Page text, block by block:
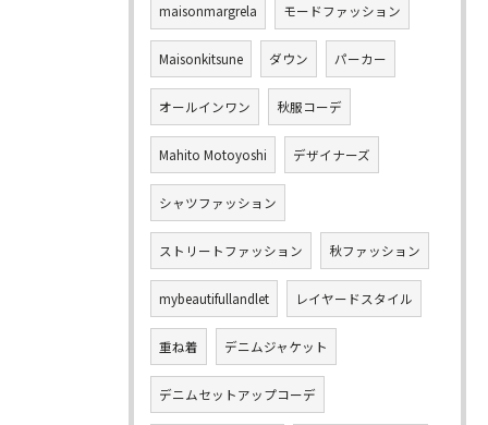
maisonmargrela モードファッション
Maisonkitsune ダウン パーカー
オールインワン 秋服コーデ
Mahito Motoyoshi デザイナーズ
シャツファッション
ストリートファッション 秋ファッション
mybeautifullandlet レイヤードスタイル
重ね着 デニムジャケット
デニムセットアップコーデ